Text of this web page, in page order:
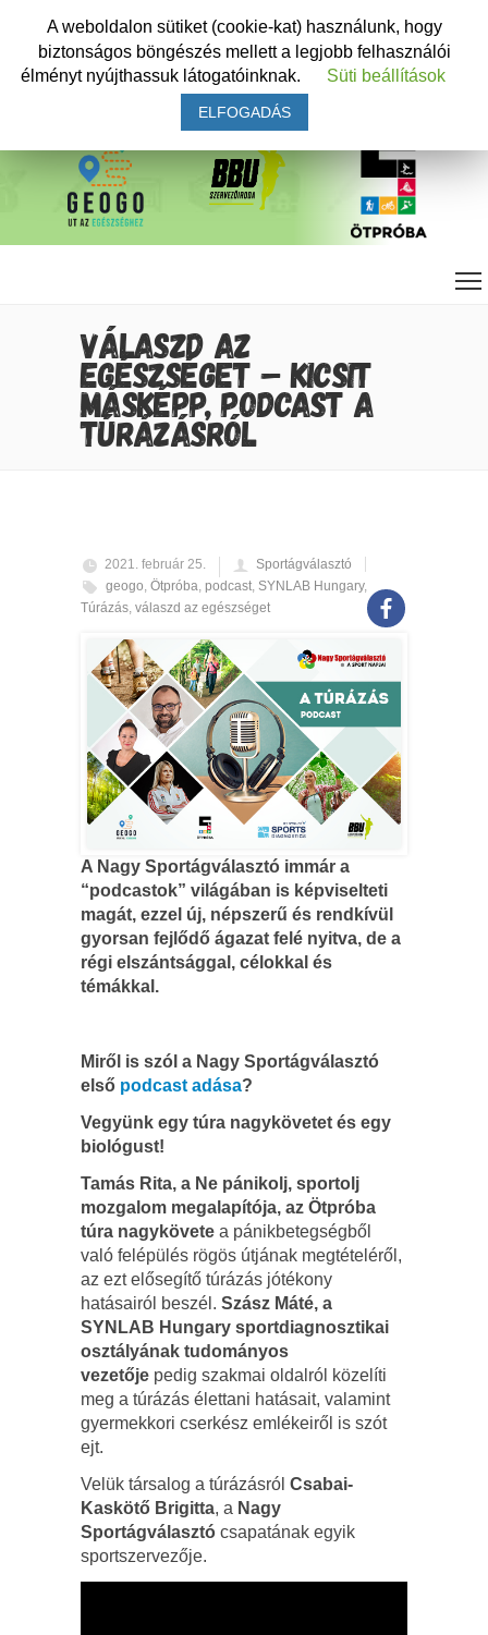
VÁLASZD AZ
EGÉSZSÉGET – KICSIT
MÁSKÉPP, PODCAST A
TÚRÁZÁSRÓL
2021. február 25.
Sportágválasztó
geogo, Ötpróba, podcast, SYNLAB Hungary,
Túrázás, válaszd az egészséget
A Nagy Sportágválasztó immár a
“podcastok” világában is képviselteti
magát, ezzel új, népszerű és rendkívül
gyorsan fejlődő ágazat felé nyitva, de a
régi elszántsággal, célokkal és
témákkal.
Miről is szól a Nagy Sportágválasztó
első podcast adása?
Vegyünk egy túra nagykövetet és egy
biológust!
Tamás Rita, a Ne pánikolj, sportolj
mozgalom megalapítója, az Ötpróba
túra nagykövete a pánikbetegségből
való felépülés rögös útjának megtételéről,
az ezt elősegítő túrázás jótékony
hatásairól beszél. Szász Máté, a
SYNLAB Hungary sportdiagnosztikai
osztályának tudományos
vezetője pedig szakmai oldalról közelíti
meg a túrázás élettani hatásait, valamint
gyermekkori cserkész emlékeiről is szót
ejt.
Velük társalog a túrázásról Csabai-
Kaskötő Brigitta, a Nagy
Sportágválasztó csapatának egyik
sportszervezője.
A weboldalon sütiket (cookie-kat) használunk, hogy
biztonságos böngészés mellett a legjobb felhasználói
élményt nyújthassuk látogatóinknak.
Süti beállítások
ELFOGADÁS